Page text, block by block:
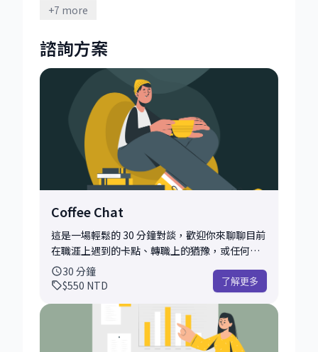
Resume Review
跨領域轉職
+7 more
諮詢方案
Coffee Chat
這是一場輕鬆的 30 分鐘對談，歡迎你來聊聊目前
在職涯上遇到的卡點、轉職上的猶豫，或任何讓
你感到不確定的想法。無論你只是單純想聽聽不
同的觀點，還是希望從對談中釐清思緒、獲得一
時間更有收穫，建議你在預約前先稍微想一下：
「你最近最想解決的問題是什麼？」、「你希望
這次聊天能帶走些什麼？」如果能帶著一點具體
30 分鐘
$550 NTD 了解更多